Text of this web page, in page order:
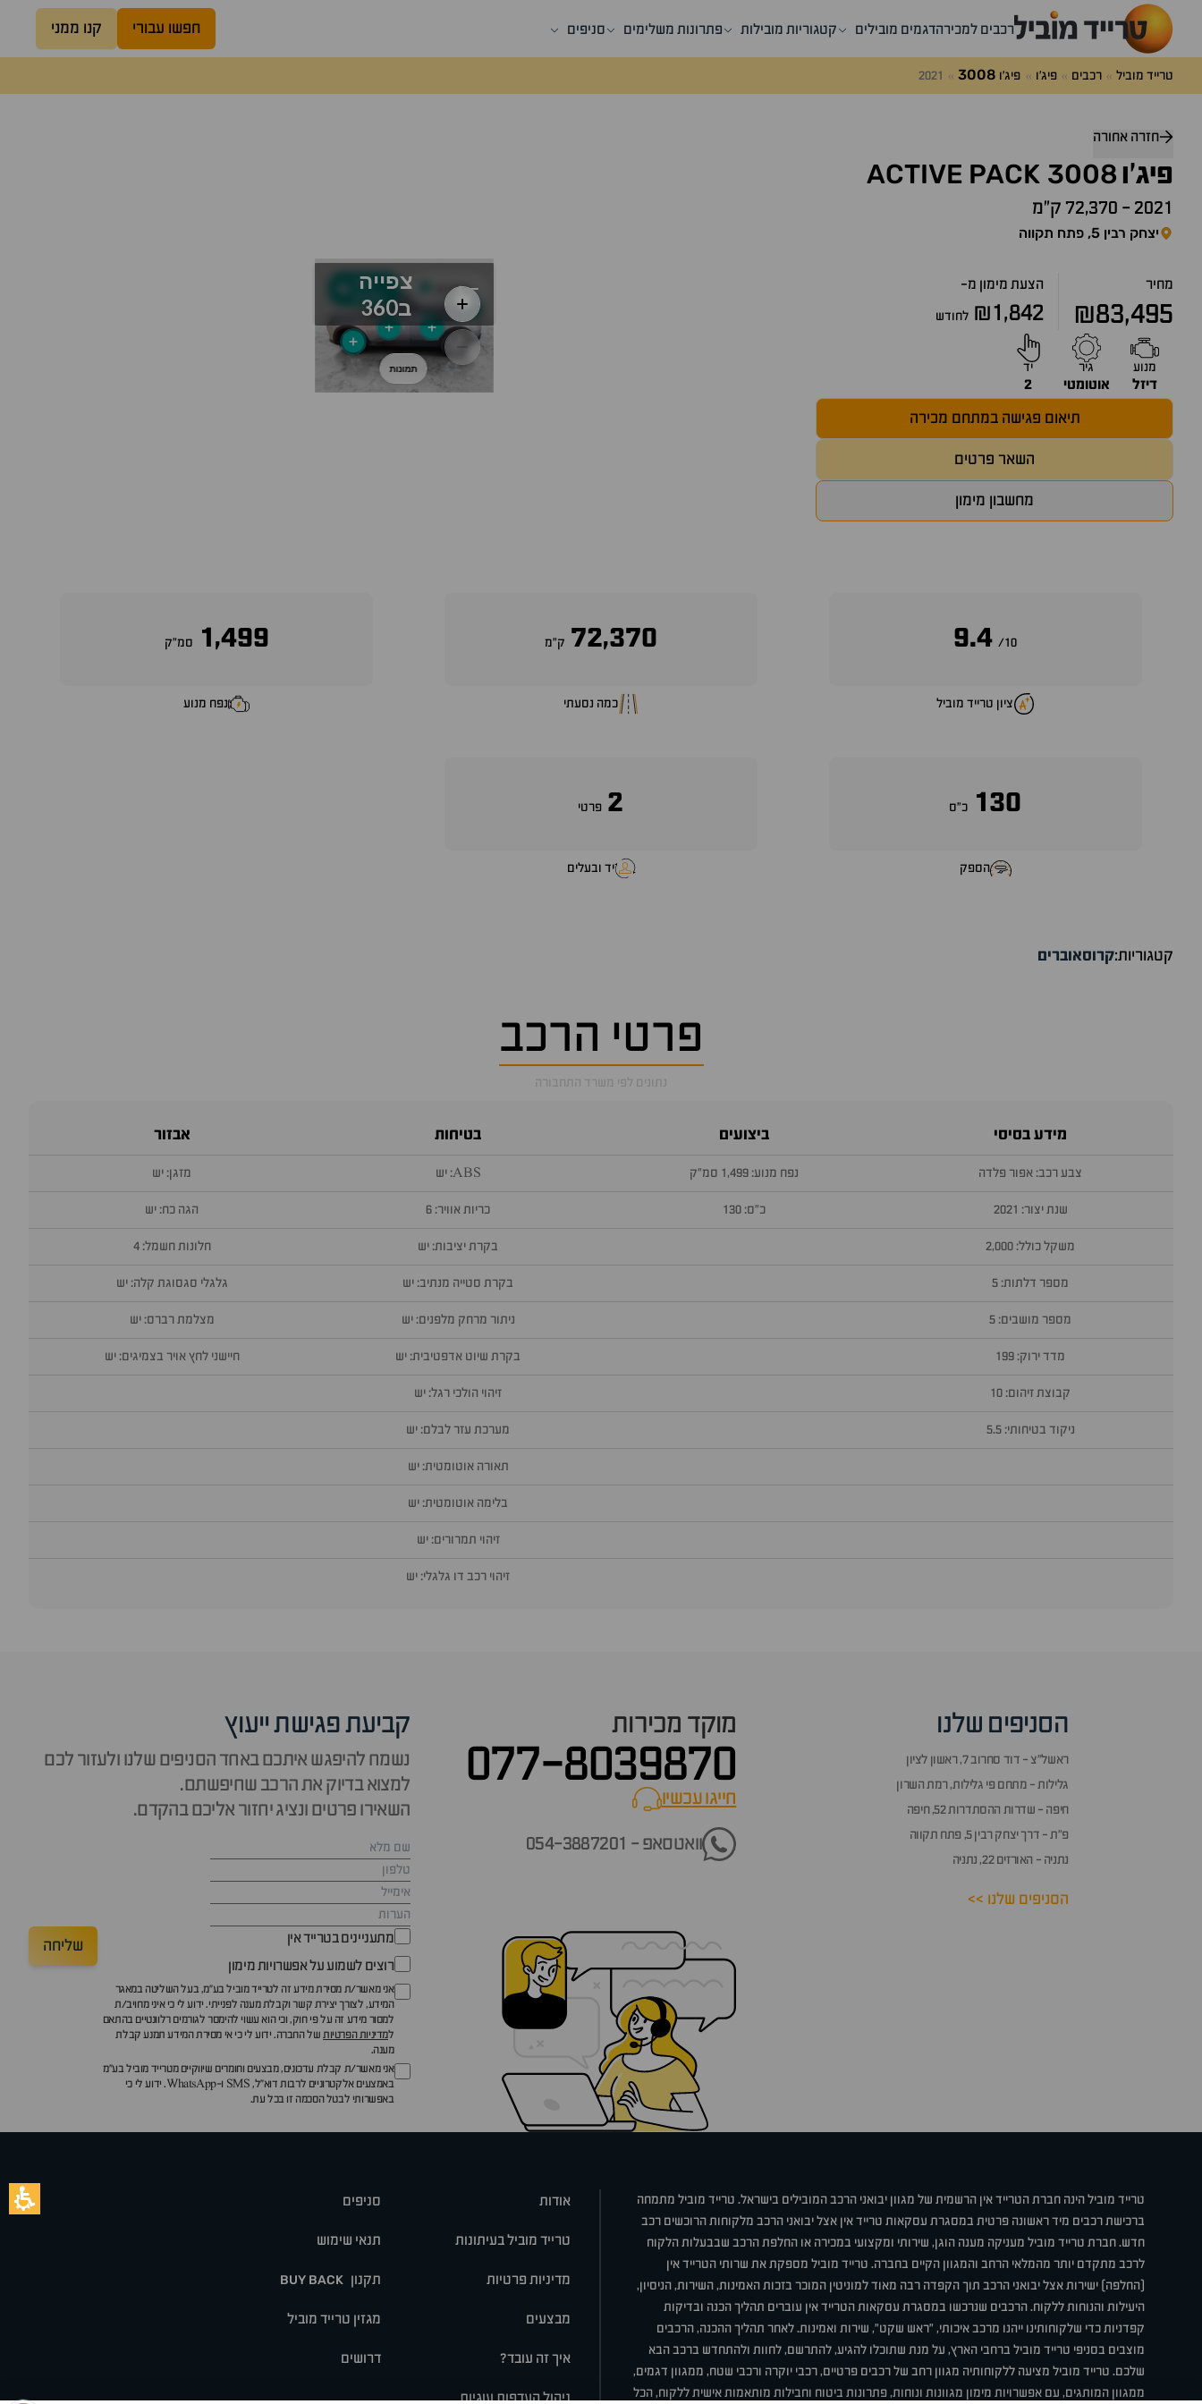
רכבים למכירהדגמים מובילים קטגוריות מובילות פתרונות משלימים סניפים חפשו עבורי קנו ממני
טרייד מוביל רכבים פיג'ו פיג'ו 3008
2021
חזרה אחורה
פיג'ו 3008
ACTIVE PACK
2021
- 72,370 ק״מ
יצחק רבין 5, פתח תקווה
מחיר
₪83,495
הצעת מימון מ-
₪1,842 לחודש
מנוע
דיזל
גיר
אוטומטי
יד
2
תיאום פגישה במתחם מכירה
השאר פרטים
מחשבון מימון
10/
9.4
ציון טרייד מוביל
72,370 ק״מ
כמה נסעתי
1,499 סמ״ק
נפח מנוע
130 כ״ס
הספק
2 פרטי
יד ובעלים
קטגוריות:קרוסאוברים
פרטי הרכב
נתונים לפי משרד התחבורה
מידע בסיסי
צבע רכב: אפור פלדה
שנת יצור: 2021
משקל כולל: 2,000
מספר דלתות: 5
מספר מושבים: 5
מדד ירוק: 199
קבוצת זיהום: 10
ניקוד בטיחותי: 5.5
ביצועים
נפח מנוע: 1,499 סמ״ק
כ״ס: 130
בטיחות
ABS: יש
כריות אוויר: 6
בקרת יציבות: יש
בקרת סטייה מנתיב: יש
ניתור מרחק מלפנים: יש
בקרת שיוט אדפטיבית: יש
זיהוי הולכי רגל: יש
מערכת עזר לבלם: יש
תאורה אוטומטית: יש
בלימה אוטומטית: יש
זיהוי תמרורים: יש
זיהוי רכב דו גלגלי: יש
אבזור
מזגן: יש
הגה כח: יש
חלונות חשמל: 4
גלגלי סגסוגת קלה: יש
מצלמת רברס: יש
חיישני לחץ אויר בצמיגים: יש
הסניפים שלנו
ראשל״צ - דוד סחרוב 7, ראשון לציון
גלילות - מתחם פי גלילות, רמת השרון
חיפה - שדרות ההסתדרות 52, חיפה
פ״ת - דרך יצחק רבין 5, פתח תקווה
נתניה - האורזים 22, נתניה
הסניפים שלנו >>
מוקד מכירות
077-8039870
חייגו עכשיוcall now
וואטסאפ - 054-3887201
קביעת פגישת ייעוץ
נשמח להיפגש איתכם באחד הסניפים שלנו ולעזור לכם
למצוא בדיוק את הרכב שחיפשתם.
השאירו פרטים ונציג יחזור אליכם בהקדם.
מתעניינים בטרייד אין
רוצים לשמוע על אפשרויות מימון
אני מאשר/ת מסירת מידע זה לטרייד מוביל בע"מ, בעל השליטה במאגר
המידע, לצורך יצירת קשר וקבלת מענה לפנייתי. ידוע לי כי איני מחויב/ת
למסור מידע זה על פי חוק, וכי הוא עשוי להימסר לגורמים רלוונטיים בהתאם
למדיניות הפרטיותשל החברה. ידוע לי כי אי מסירת המידע תמנע קבלת
מענה.
אני מאשר/ת קבלת עדכונים, מבצעים וחומרים שיווקיים מטרייד מוביל בע"מ
באמצעים אלקטרוניים לרבות דוא״ל, SMS ו-WhatsApp. ידוע לי כי
באפשרותי לבטל הסכמה זו בכל עת.
שליחה
טרייד מוביל הינה חברת הטרייד אין הרשמית של מגוון יבואני הרכב המובילים בישראל. טרייד מוביל מתמחה
ברכישת רכבים מיד ראשונה פרטית במסגרת עסקאות טרייד אין אצל יבואני הרכב מלקוחות הרוכשים רכב
חדש. חברת טרייד מוביל מעניקה מענה הוגן, שירותי ומקצועי במכירה או החלפת הרכב שבבעלות הלקוח
לרכב מתקדם יותר מהמלאי הרחב והמגוון הקיים בחברה. טרייד מוביל מספקת את שרותי הטרייד אין
(החלפה) ישירות אצל יבואני הרכב תוך הקפדה רבה מאוד למוניטין המוכר בזכות האמינות, השירות, הניסיון,
היעילות והנוחות ללקוח. הרכבים שנרכשו במסגרת עסקאות הטרייד אין עוברים תהליך הכנה ובדיקות
קפדניות כדי שלקוחותינו ייהנו מרכב איכותי, "ראש שקט", שירות ואמינות. לאחר תהליך ההכנה, הרכבים
מוצבים בסניפי טרייד מוביל ברחבי הארץ, על מנת שתוכלו להגיע, להתרשם, לחוות ולהתחדש ברכב הבא
שלכם. טרייד מוביל מציעה ללקוחותיה מגוון רחב של רכבים פרטיים, רכבי יוקרה ורכבי שטח, ממגוון דגמים,
ממגוון המותגים, עם אפשרויות מימון מגוונות ונוחות, פתרונות ביטוח וחבילות מותאמות אישית ללקוח, הכל
אודות סניפים
טרייד מוביל בעיתונות תנאי שימוש
מדיניות פרטיות תקנון BUY BACK
מבצעים מגזין טרייד מוביל
איך זה עובד? דרושים
ניהול העדפות עוגיות